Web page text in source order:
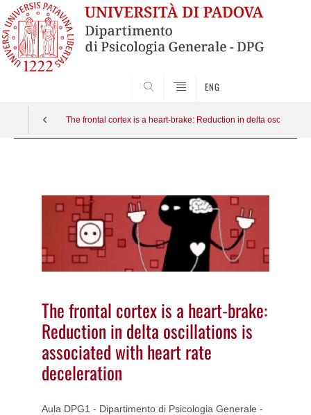
ENG
The frontal cortex is a heart-brake: Reduction in delta
The frontal cortex is a heart-brake:
Reduction in delta oscillations is
associated with heart rate
deceleration
Aula DPG1 - Dipartimento di Psicologia Generale -